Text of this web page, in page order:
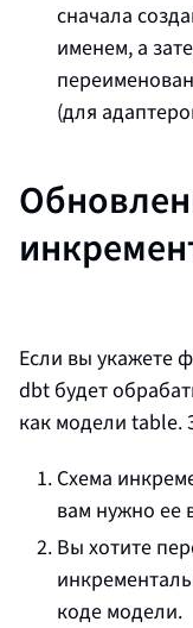
сначала
именем, а
(для
Если вы укажете
dbt будет
как модели table.
Схема
вам нужно ее
Вы хотите
коде модели.